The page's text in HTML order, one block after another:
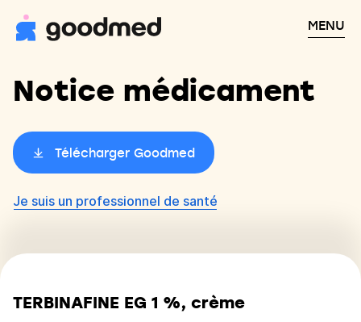
MENU
Notice médicament
Télécharger Goodmed
Je suis un professionnel de santé
TERBINAFINE EG 1 %, crème